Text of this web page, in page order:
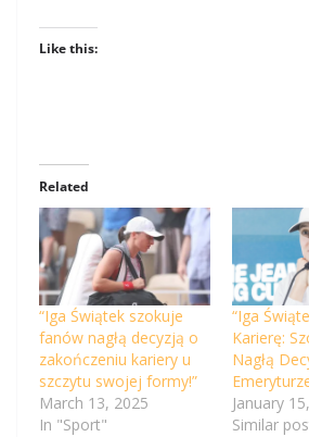
Like this:
Related
“Iga Świątek szokuje
fanów nagłą decyzją o
zakończeniu kariery u
szczytu swojej formy!”
March 13, 2025
In "Sport"
“Iga
Karierę:
Nagłą
January
Similar